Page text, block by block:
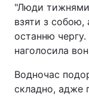
"Люди
взяти з собою,
останню
наголосила
Водночас
складно, адже